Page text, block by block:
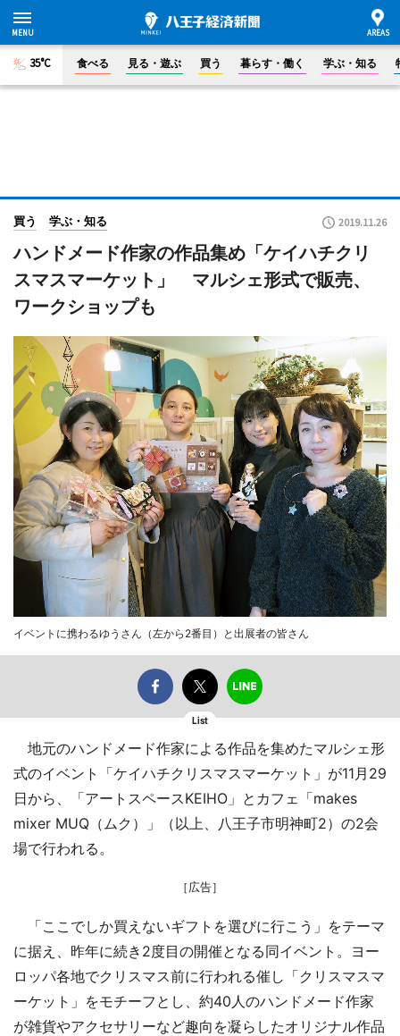
35°C 食べる 見る・遊ぶ 買う 暮らす・働く 学ぶ・知る
買う 学ぶ・知る 2019.11.26
ハンドメード作家の作品集め「ケイハチクリ
スマスマーケット」 マルシェ形式で販売、
ワークショップも
イベントに携わるゆうさん（左から2番目）と出展者の皆さん
List
地元のハンドメード作家による作品を集めたマルシェ形
式のイベント「ケイハチクリスマスマーケット」が11月29
日から、「アートスペースKEIHO」とカフェ「makes
mixer MUQ（ムク）」（以上、八王子市明神町2）の2会
場で行われる。
［広告］
「ここでしか買えないギフトを選びに行こう」をテーマ
に据え、昨年に続き2度目の開催となる同イベント。ヨー
ロッパ各地でクリスマス前に行われる催し「クリスマスマ
ーケット」をモチーフとし、約40人のハンドメード作家
が雑貨やアクセサリーなど趣向を凝らしたオリジナル作品